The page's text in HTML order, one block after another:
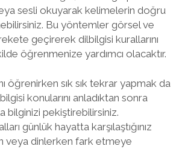
sesli okuyarak kelimelerin doğru
Bu yöntemler görsel ve
geçirerek dilbilgisi kurallarını
öğrenmenize yardımcı olacaktır.
öğrenirken sık sık tekrar yapmak da
konularını anladıktan sonra
bilginizi pekiştirebilirsiniz.
günlük hayatta karşılaştığınız
veya dinlerken fark etmeye